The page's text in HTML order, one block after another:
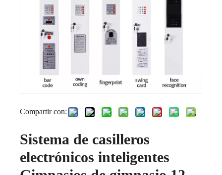
Compartir con:
Sistema de casilleros
electrónicos inteligentes